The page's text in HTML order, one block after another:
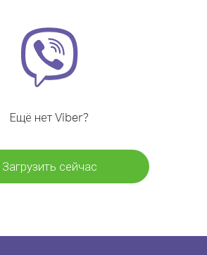
Ещё нет Viber?
Загрузить сейчас